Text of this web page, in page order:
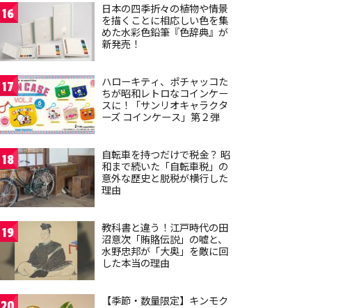
16
日本の四季折々の植物や情景
を描くことに相応しい色を集
めた水彩色鉛筆『色辞典』が
新発売！
17
ハローキティ、ポチャッコた
ちが昭和レトロなコインケー
スに！「サンリオキャラクタ
ーズ コインケース」第２弾
18
自転車を持つだけで税金？ 昭
和まで続いた「自転車税」の
意外な歴史と脱税が横行した
理由
19
教科書と違う！江戸時代の田
沼意次「賄賂伝説」の嘘と、
水野忠邦が「大奥」を敵に回
した本当の理由
【季節・数量限定】キンモク